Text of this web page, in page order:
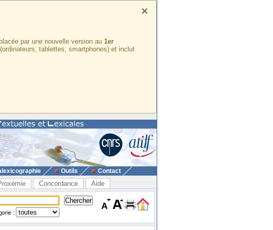
×
par une nouvelle version au 1er
tablettes, smartphones) et inclut
Outils Contact
Concordance Aide
: